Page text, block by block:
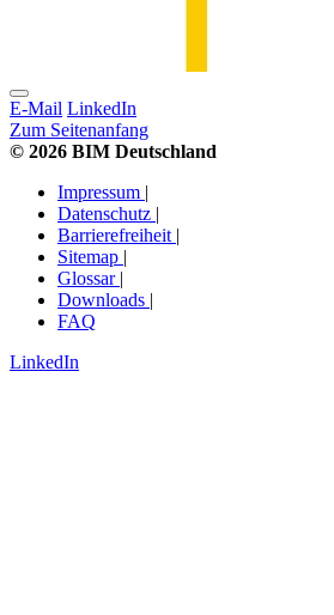
E-Mail LinkedIn
Zum Seitenanfang
© 2026 BIM Deutschland
Impressum |
Datenschutz |
Barrierefreiheit |
Sitemap |
Glossar |
Downloads |
FAQ
LinkedIn